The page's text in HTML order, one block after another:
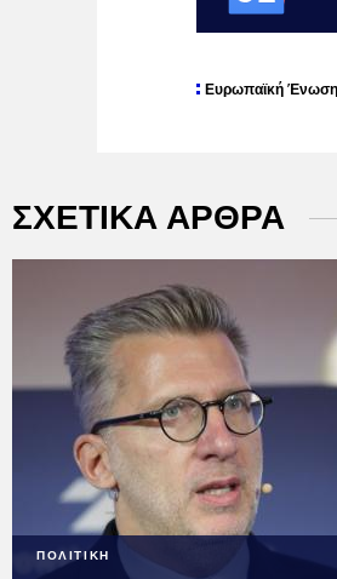
Ευρωπαϊκή Ένωση
ΣΧΕΤΙΚΑ ΑΡΘΡΑ
ΠΟΛΙΤΙΚΗ